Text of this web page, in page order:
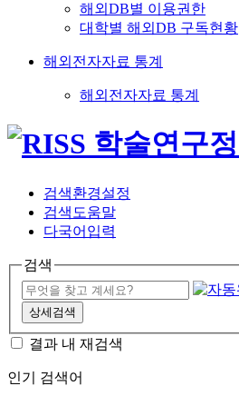
해외DB별 이용권한
대학별 해외DB 구독현황
해외전자자료 통계
해외전자자료 통계
검색환경설정
검색도움말
다국어입력
검색
상세검색
결과 내 재검색
인기 검색어